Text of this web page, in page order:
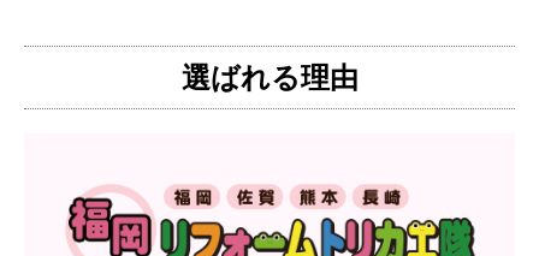
ろ、希望した製品が量販店よりかなり安い価格で
あったので購入いたしました。
【その他感想・コメント】
製品価格もですが、設置や保証なども充実してい
選ばれる理由